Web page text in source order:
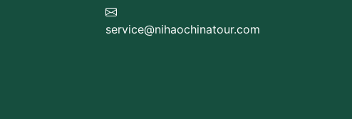
service@nihaochinatour.com